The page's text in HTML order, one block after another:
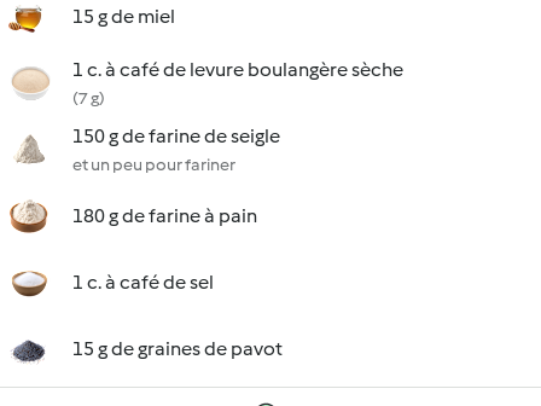
15 g de miel
1 c. à café de levure boulangère sèche
(7 g)
150 g de farine de seigle
et un peu pour fariner
180 g de farine à pain
1 c. à café de sel
15 g de graines de pavot